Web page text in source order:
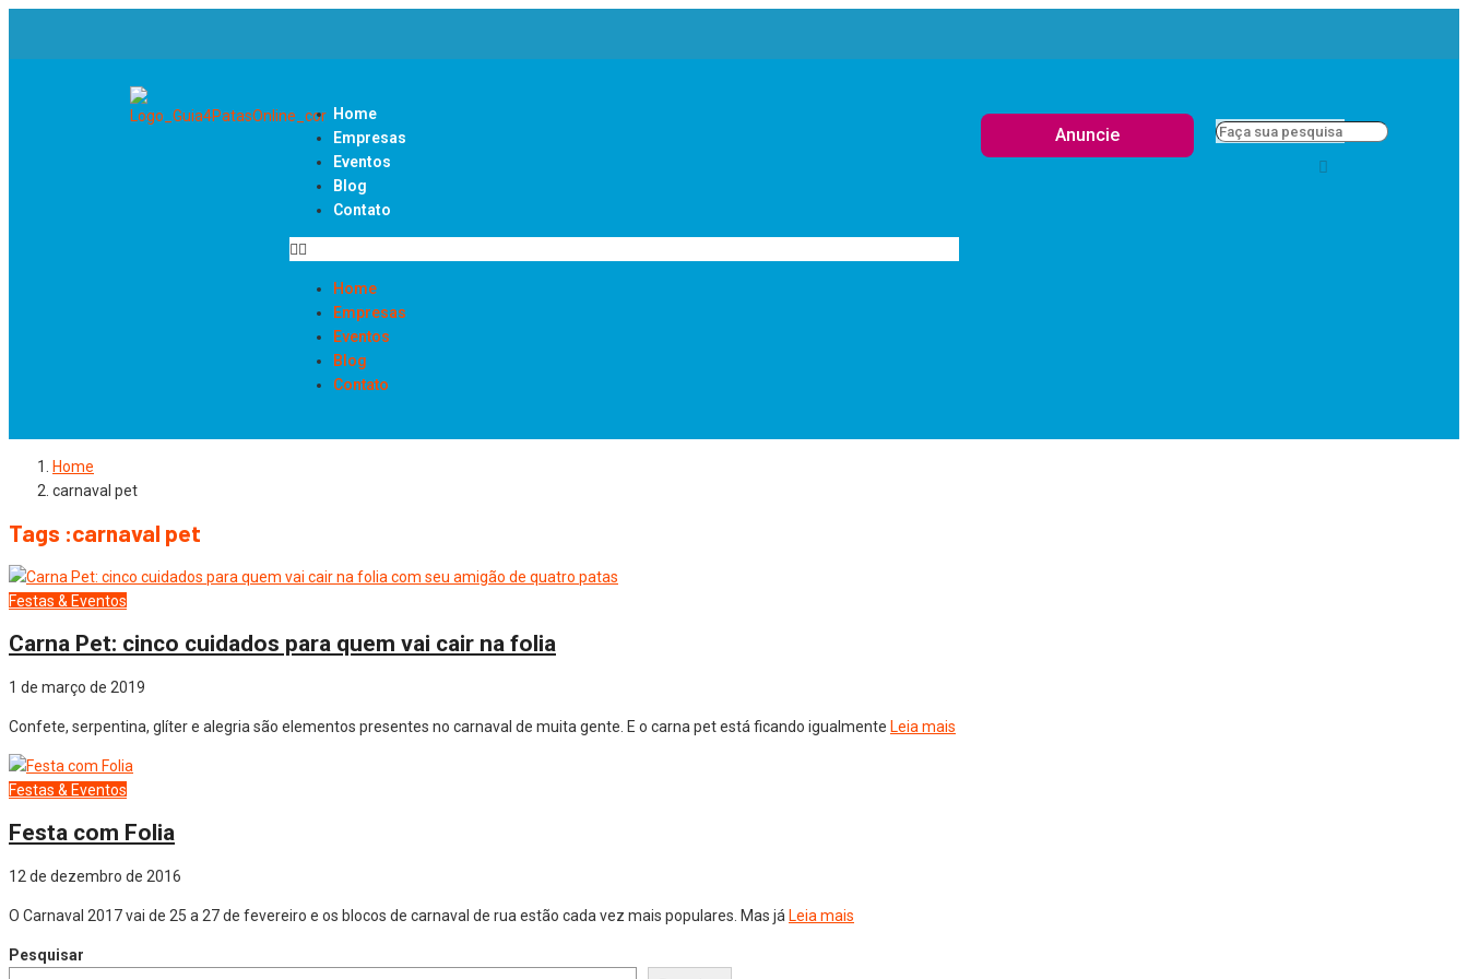
Home
Empresas
Eventos
Blog
Contato
Home
Empresas
Eventos
Blog
Contato
Anuncie
Home
carnaval pet
Tags :carnaval pet
Festas & Eventos
Carna Pet: cinco cuidados para quem vai cair na folia
1 de março de 2019
Confete, serpentina, glíter e alegria são elementos presentes no carnaval de muita gente. E o carna pet está ficando igualmente Leia mais
Festas & Eventos
Festa com Folia
12 de dezembro de 2016
O Carnaval 2017 vai de 25 a 27 de fevereiro e os blocos de carnaval de rua estão cada vez mais populares. Mas já Leia mais
Pesquisar